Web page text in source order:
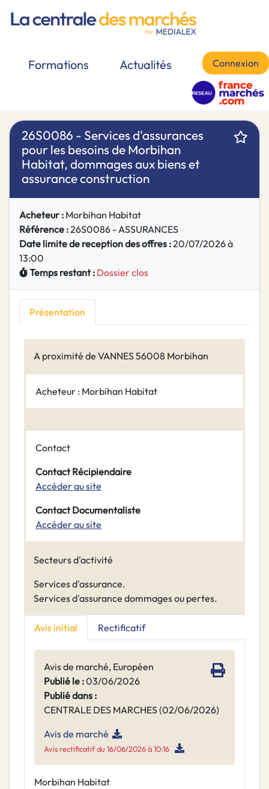
Formations Actualités Connexion
26S0086 - Services d'assurances
pour les besoins de Morbihan
Habitat, dommages aux biens et
assurance construction
Acheteur : Morbihan Habitat
Référence :26S0086 - ASSURANCES
Date limite de reception des offres :20/07/2026 à
13:00
Temps restant : Dossier clos
Présentation
A proximité de VANNES 56008 Morbihan
Acheteur : Morbihan Habitat
Contact
Contact Récipiendaire
Accéder au site
Contact Documentaliste
Accéder au site
Secteurs d'activité
Services d'assurance.
Services d'assurance dommages ou pertes.
Avis initial Rectificatif
Avis de marché, Européen
Publié le :03/06/2026
Publié dans :
CENTRALE DES MARCHES (02/06/2026)
Avis de marché
Avis rectificatif du 16/06/2026 à 10:16
Morbihan Habitat